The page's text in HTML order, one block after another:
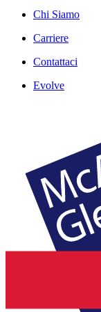
Chi Siamo
Carriere
Contattaci
Evolve